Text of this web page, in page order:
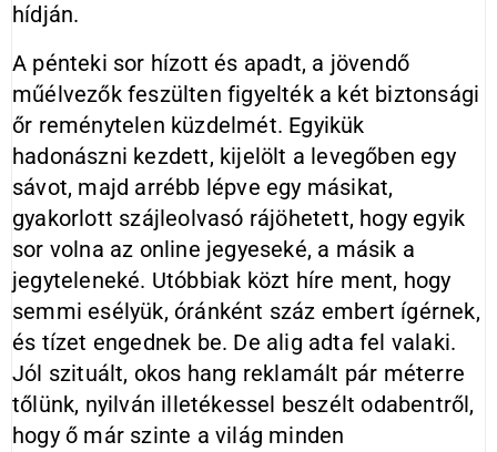
hídján.
A pénteki sor hízott és apadt, a jövendő
műélvezők feszülten figyelték a két biztonsági
őr reménytelen küzdelmét. Egyikük
hadonászni kezdett, kijelölt a levegőben egy
sávot, majd arrébb lépve egy másikat,
gyakorlott szájleolvasó rájöhetett, hogy egyik
sor volna az online jegyeseké, a másik a
jegyteleneké. Utóbbiak közt híre ment, hogy
semmi esélyük, óránként száz embert ígérnek,
és tízet engednek be. De alig adta fel valaki.
Jól szituált, okos hang reklamált pár méterre
tőlünk, nyilván illetékessel beszélt odabentről,
hogy ő már szinte a világ minden